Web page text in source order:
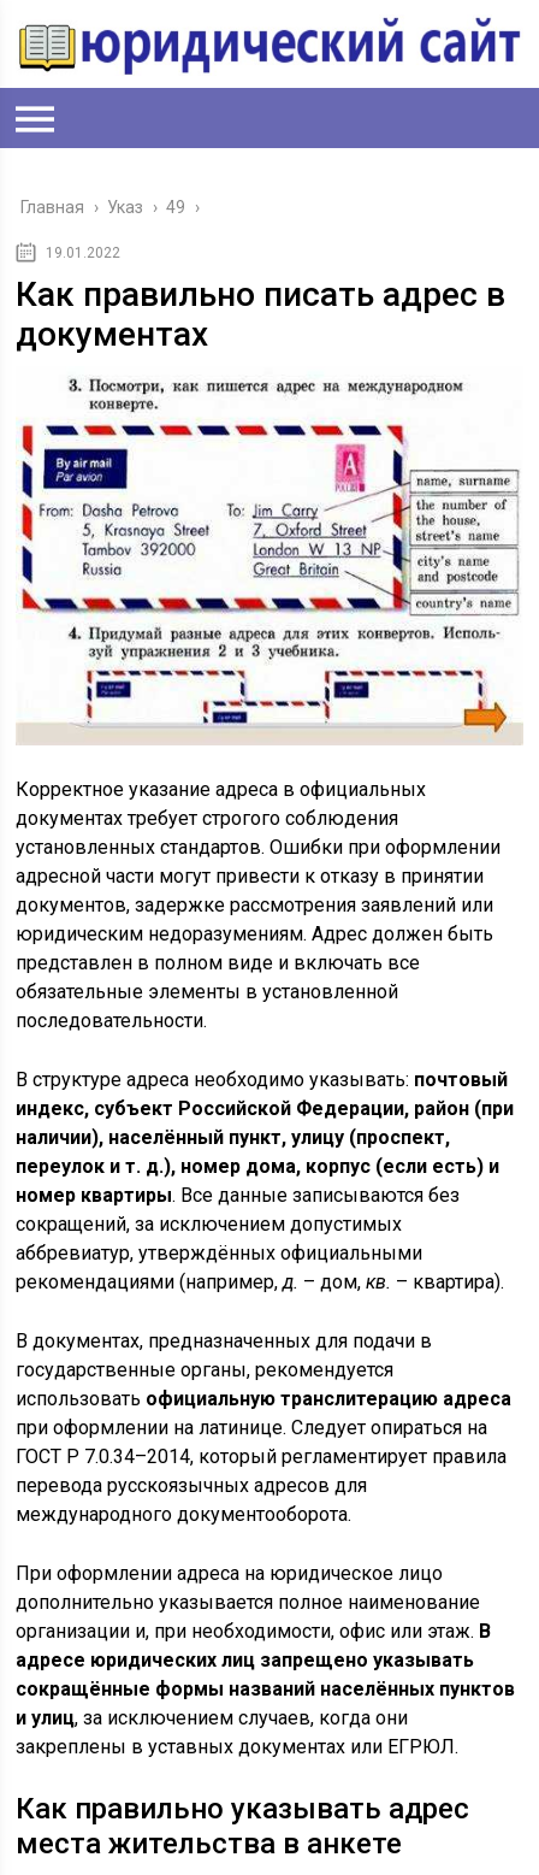
Главная › Указ › 49 ›
19.01.2022
Как правильно писать адрес в
документах
Корректное указание адреса в официальных
документах требует строгого соблюдения
установленных стандартов. Ошибки при оформлении
адресной части могут привести к отказу в принятии
документов, задержке рассмотрения заявлений или
юридическим недоразумениям. Адрес должен быть
представлен в полном виде и включать все
обязательные элементы в установленной
последовательности.
В структуре адреса необходимо указывать: почтовый
индекс, субъект Российской Федерации, район (при
наличии), населённый пункт, улицу (проспект,
переулок и т. д.), номер дома, корпус (если есть) и
номер квартиры. Все данные записываются без
сокращений, за исключением допустимых
аббревиатур, утверждённых официальными
рекомендациями (например,д. – дом,кв. – квартира).
В документах, предназначенных для подачи в
государственные органы, рекомендуется
использовать официальную транслитерацию адреса
при оформлении на латинице. Следует опираться на
ГОСТ Р 7.0.34–2014, который регламентирует правила
перевода русскоязычных адресов для
международного документооборота.
При оформлении адреса на юридическое лицо
дополнительно указывается полное наименование
организации и, при необходимости, офис или этаж. В
адресе юридических лиц запрещено указывать
сокращённые формы названий населённых пунктов
и улиц, за исключением случаев, когда они
закреплены в уставных документах или ЕГРЮЛ.
Как правильно указывать адрес
места жительства в анкете